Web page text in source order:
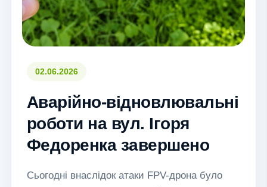
02.06.2026
Аварійно-відновлювальні
роботи на вул. Ігоря
Федоренка завершено
Сьогодні внаслідок атаки FPV-дрона було